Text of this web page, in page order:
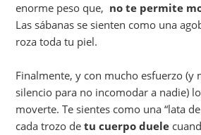
enorme peso que, no te permite
Las sábanas se sienten como una
roza toda tu piel.
Finalmente, y con mucho esfuerzo (y
silencio para no incomodar a nadie)
moverte. Te sientes como una “lata
cada trozo detu cuerpo duele